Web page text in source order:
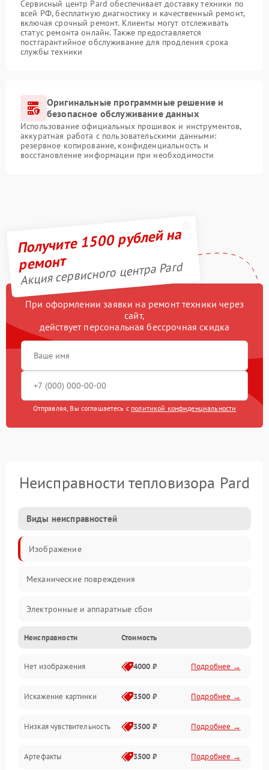
Сервисный центр Pard обеспечивает доставку техники по
всей РФ, бесплатную диагностику и качественный ремонт,
включая срочный ремонт. Клиенты могут отслеживать
статус ремонта онлайн. Также предоставляется
постгарантийное обслуживание для продления срока
службы техники
Оригинальные программные решение и
безопасное обслуживание данных
Использование официальных прошивок и инструментов,
аккуратная работа с пользовательскими данными:
резервное копирование, конфиденциальность и
восстановление информации при необходимости
Получите 1500 рублей на
ремонт
Акция сервисного центра Pard
При оформлении заявки на ремонт техники через
сайт,
действует персональная бессрочная скидка
Отправляя, Вы соглашаетесь с политикой конфиденциальности
Неисправности тепловизора Pard
Виды неисправностей
Изображение
Механические повреждения
Электронные и аппаратные сбои
Неисправности сенсора и оптики
Программные ошибки
Электропитание
Измерения
Матрица
Неисправности Стоимость
Нет изображения 4000 ₽ Подробнее →
Искажение картинки 3500 ₽ Подробнее →
Низкая чувствительность 3500 ₽ Подробнее →
Артефакты 3500 ₽ Подробнее →